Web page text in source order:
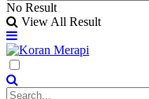
No Result
View All Result